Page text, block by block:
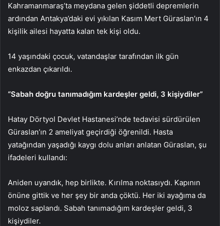
Kahramanmaraş’ta meydana gelen şiddetli depremlerin
ardından Antakya’daki evi yıkılan Kasım Mert Güraslan’ın 4
kişilik ailesi hayatta kalan tek kişi oldu.
14 yaşındaki çocuk, vatandaşlar tarafından ilk gün
enkazdan çıkarıldı.
“Sabah doğru tanımadığım kardeşler geldi, 3 kişiydiler”
Hatay Dörtyol Devlet Hastanesi’nde tedavisi sürdürülen
Güraslan’ın 2 ameliyat geçirdiği öğrenildi. Hasta
yatağından yaşadığı kaygı dolu anları anlatan Güraslan, şu
ifadeleri kullandı:
Aniden uyandık, hep birlikte. Kırılma noktasıydı. Kapının
önüne gittik ve her şey bir anda çöktü. Her iki ayağıma da
moloz saplandı. Sabah tanımadığım kardeşler geldi, 3
kişiydiler.